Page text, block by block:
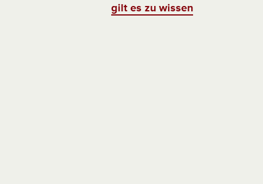
gilt es zu wissen